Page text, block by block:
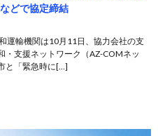
どで協定締結
運輸機関は10月11日、協力会社の支
・支援ネットワーク（AZ-COMネッ
と「緊急時に[…]